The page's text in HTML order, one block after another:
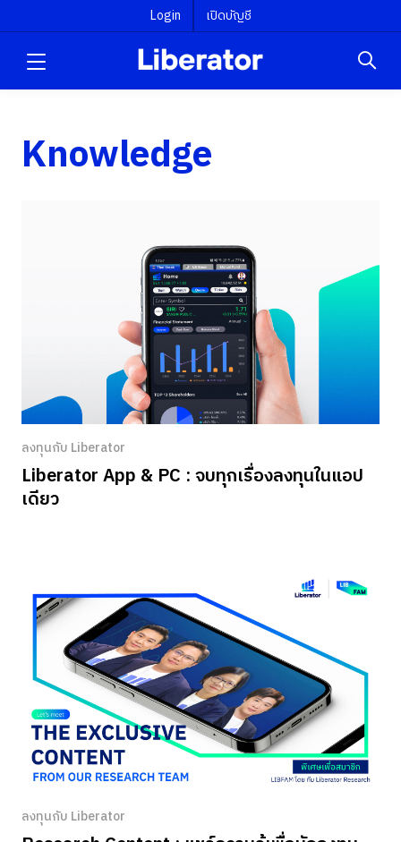
Login เปิดบัญชี
Knowledge
ลงทุนกับ Liberator
Liberator App & PC : จบทุกเรื่องลงทุนในแอป
เดียว
ลงทุนกับ Liberator